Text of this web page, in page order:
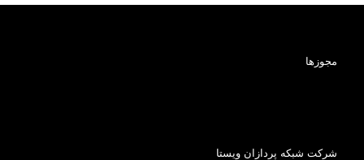
مجوزها
شرکت شبکه پردازان ویستا